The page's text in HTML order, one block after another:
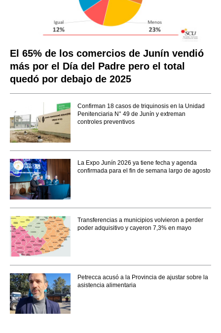
El 65% de los comercios de Junín vendió
más por el Día del Padre pero el total
quedó por debajo de 2025
Confirman 18 casos de triquinosis en la Unidad
Penitenciaria N° 49 de Junín y extreman
controles preventivos
La Expo Junín 2026 ya tiene fecha y agenda
confirmada para el fin de semana largo de agosto
Transferencias a municipios volvieron a perder
poder adquisitivo y cayeron 7,3% en mayo
Petrecca acusó a la Provincia de ajustar sobre la
asistencia alimentaria